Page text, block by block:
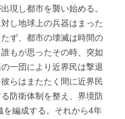
現し都市を襲い始める。
し地球上の兵器はまった
たず、都市の壊滅は時間の
もが思ったその時、突如
一団により近界民は撃退
らはまたたく間に近界民
防衛体制を整え、界境防
編成する。それから4年